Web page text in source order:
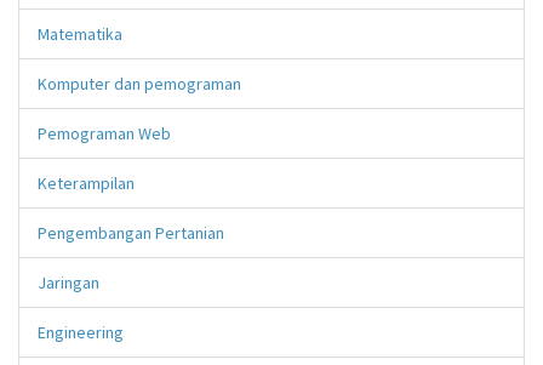
Matematika
Komputer dan pemograman
Pemograman Web
Keterampilan
Pengembangan Pertanian
Jaringan
Engineering